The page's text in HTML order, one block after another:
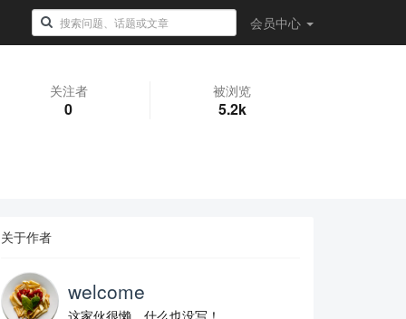
会员中心
关注者
0
被浏览
5.2k
关于作者
welcome
这家伙很懒，什么也没写！